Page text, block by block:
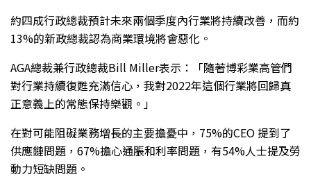
約四成行政總裁預計未來兩個季度內行業將持續改善，而約
13%的新政總裁認為商業環境將會惡化。
AGA總裁兼行政總裁Bill Miller表示：「隨著博彩業高管們
對行業持續復甦充滿信心，我對2022年這個行業將回歸真
正意義上的常態保持樂觀。」
在對可能阻礙業務增長的主要擔憂中，75%的CEO 提到了
供應鏈問題，67%擔心通脹和利率問題，有54%人士提及勞
動力短缺問題。